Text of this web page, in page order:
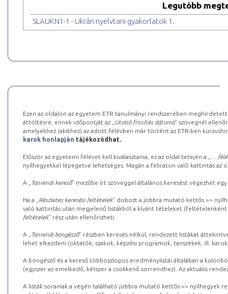
Legutóbb
SLAUKN1-1 - Ukrán nyelvtani gyakorlatok 1.
Ezen az oldalon az egyetem ETR tanulmányi rendszerében
áttöltésre, ennek időpontját az „ Utolsó frissítés dátuma” szövegnél
amelyekhez (akikhez) az adott félévben már történt az ETR-ben
karok honlapján tájékozódhat.
Először az egyetemi félévet kell kiválasztania, ez az oldal tetején a „
…
nyílhegyekkel lépegetve lehetséges. Magán a feliraton való kattintás az
A „ Tanrendi kereső” mezőbe írt szöveggel általános keresést végezhet
Ha a „ Részletes keresési feltételek” dobozt a jobbra mutató kettős >>
való kattintás után megjelenő listákból a kívánt tételeket (feltételenként
feltételek” rész után ellenőrizheti.
A „ Tanrendi böngésző” részben keresés nélkül, rendezett listákat
lehet elkezdeni (oktatók, szakok, képzési programok, tanszékek, ill.
A böngésző és a kereső többoszlopos eredménylistái általában a
(egyszer az emelkedő, kétszer a csökkenő sorrendhez). Az aktuális
A listák sorainak a végén található jobbra mutató kettős >> nyílhegyek